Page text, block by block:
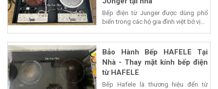
Bếp điện từ Junger được dùng phổ
biến trong các hộ gia đình việt bở vị...
Bảo Hành Bếp HAFELE Tại
Nhà - Thay mặt kính bếp điện
từ HAFELE
Bếp Hafele là thương hiệu đến từ